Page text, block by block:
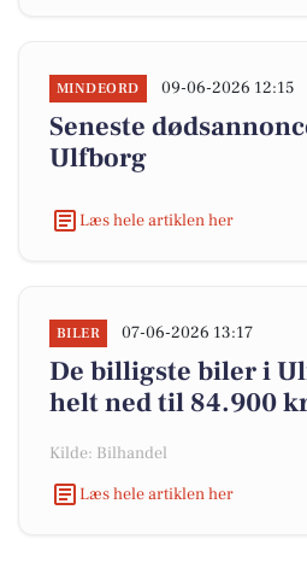
MINDEORD 09-06-2026 12:15
Seneste
Ulfborg
Læs hele artiklen her
BILER 07-06-2026 13:17
De billigste biler i
helt ned til 84.900
Kilde: Bilhandel
Læs hele artiklen her